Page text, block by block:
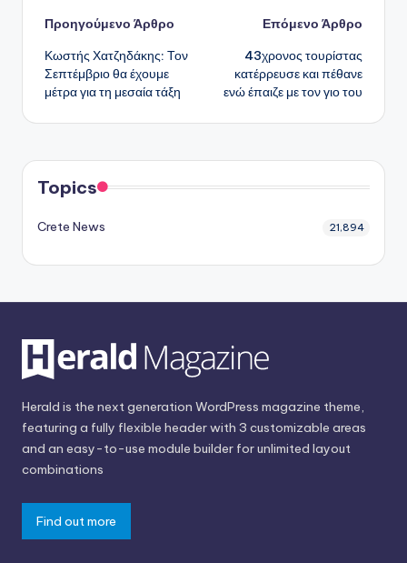
Πλοήγηση
δημοσιεύσεων
Προηγούμενο Άρθρο
Κωστής Χατζηδάκης: Τον
Σεπτέμβριο θα έχουμε
μέτρα για τη μεσαία τάξη
Επόμενο Άρθρο
43χρονος τουρίστας
κατέρρευσε και πέθανε
ενώ έπαιζε με τον γιο του
Topics
Crete News 21,894
Herald is the next generation WordPress magazine theme,
featuring a fully flexible header with 3 customizable areas
and an easy-to-use module builder for unlimited layout
combinations
Find out more